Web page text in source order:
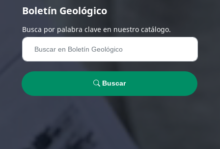
Boletín Geológico
Busca por palabra clave en nuestro catálogo.
Buscar